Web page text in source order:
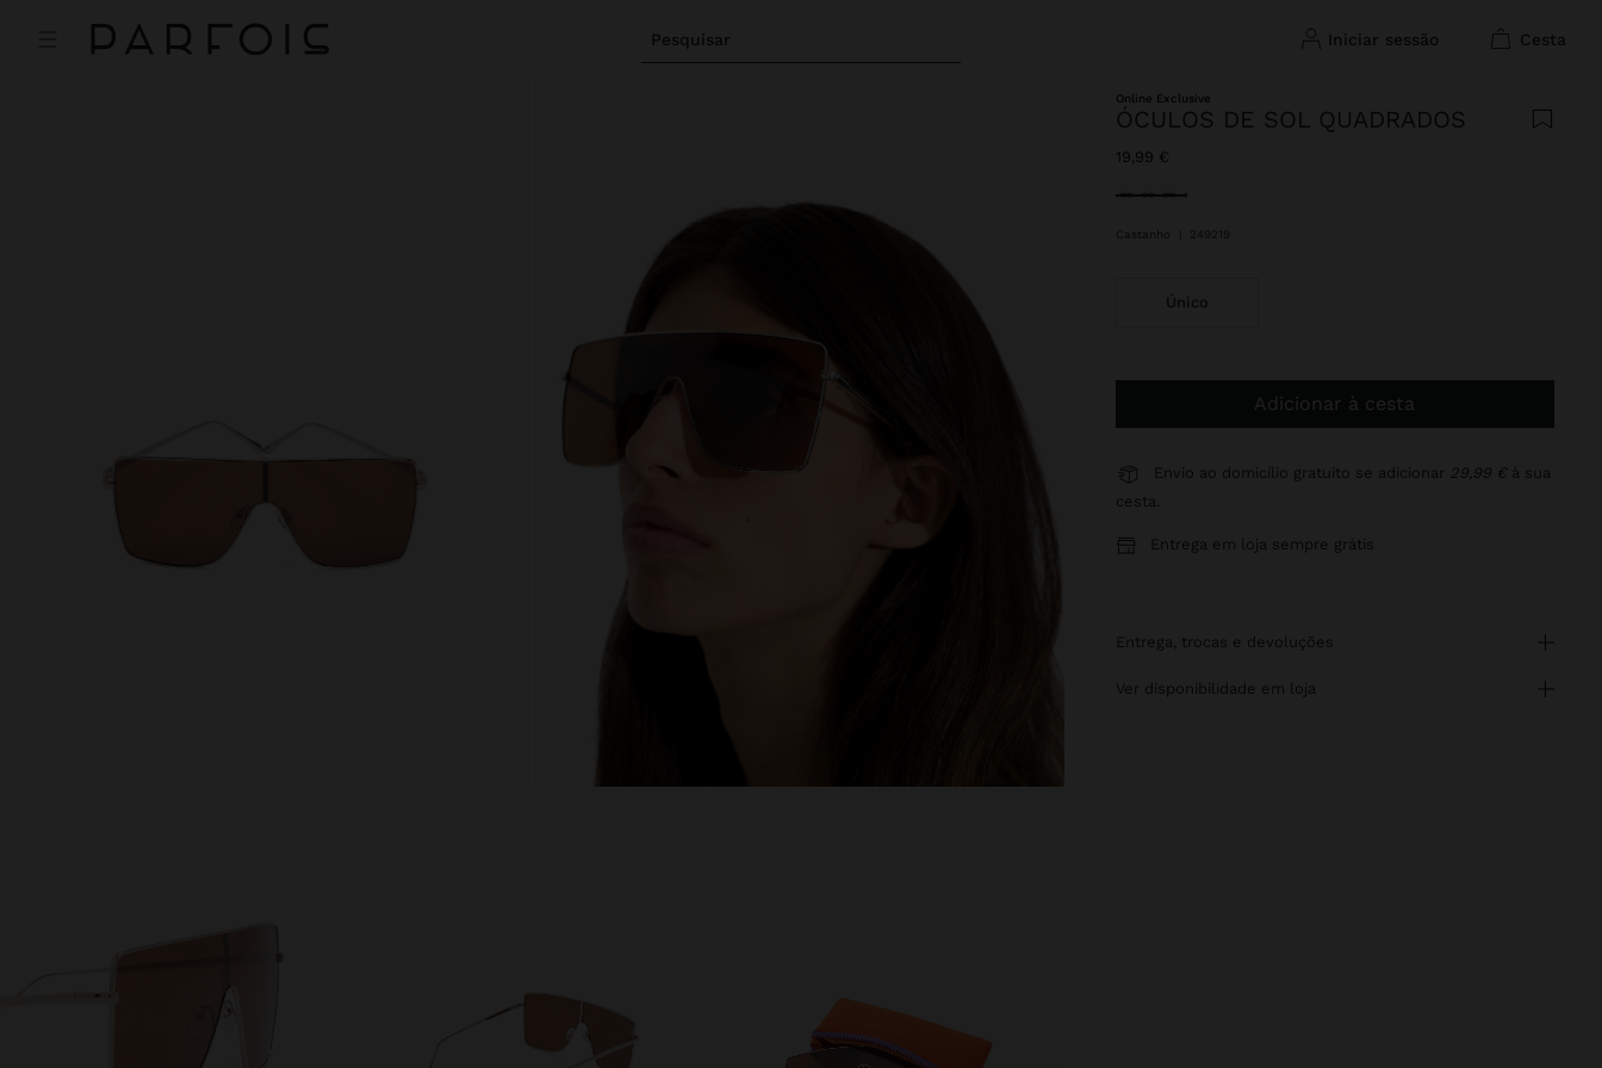
Pesquisar iniciar sessão cesta
Online Exclusive
ÓCULOS DE SOL QUADRADOS
19,99 €
Selecionado
Castanho 249219
Único
Adicionar à cesta
Envio ao domicílio gratuito se adicionar 29,99 € à sua
cesta.
Entrega em loja sempre grátis
entrega, trocas e devoluções
ver disponibilidade em loja